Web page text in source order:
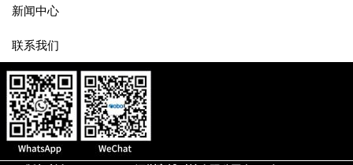
新闻中心
联系我们